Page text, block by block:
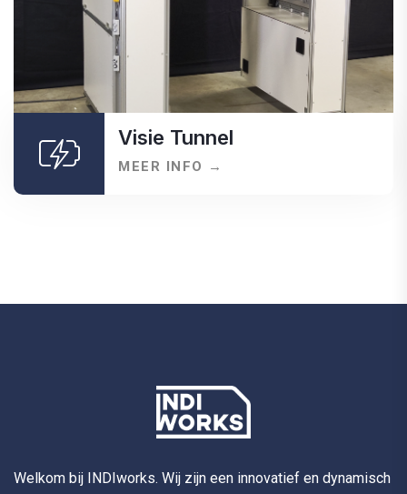
Visie Tunnel
MEER INFO →
Welkom bij INDIworks. Wij zijn een innovatief en dynamisch